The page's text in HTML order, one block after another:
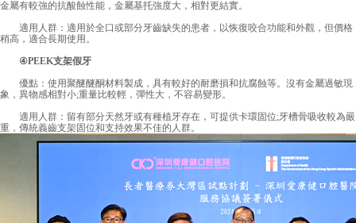
金屬有較強的抗酸蝕性能，金屬基托強度大，相對更結實。
適用人群：適用於全口或部分牙齒缺失的患者，以恢復咬合功能和外觀，但價格
稍高，適合長期使用。
④PEEK支架假牙
優點：使用聚醚醚酮材料製成，具有較好的耐磨損和抗腐蝕等。沒有金屬過敏現
象，異物感相對小;重量比較輕，彈性大，不容易變形。
適用人群：留有部分天然牙或有種植牙存在，可提供卡環固位;牙槽骨吸收較為嚴
重，傳統義齒支架固位和支持效果不佳的人群。